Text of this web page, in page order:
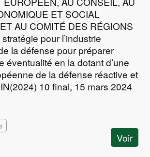
ET SOCIAL
AU COMITÉ DES RÉGIONS
pour l’industrie
la défense pour préparer
éventualité en la dotant d’une
de la défense réactive et
10 final, 15 mars 2024
Voir